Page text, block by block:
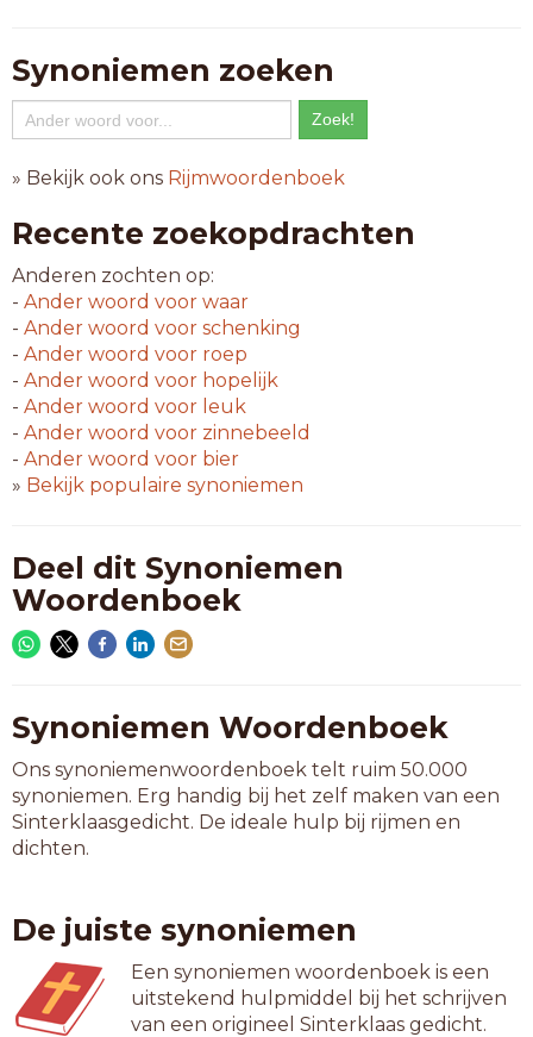
Synoniemen zoeken
» Bekijk ook ons Rijmwoordenboek
Recente zoekopdrachten
Anderen zochten op:
- Ander woord voor waar
- Ander woord voor schenking
- Ander woord voor roep
- Ander woord voor hopelijk
- Ander woord voor leuk
- Ander woord voor zinnebeeld
- Ander woord voor bier
» Bekijk populaire synoniemen
Deel dit Synoniemen
Woordenboek
Synoniemen Woordenboek
Ons synoniemenwoordenboek telt ruim 50.000
synoniemen. Erg handig bij het zelf maken van een
Sinterklaasgedicht. De ideale hulp bij rijmen en
dichten.
De juiste synoniemen
Een synoniemen woordenboek is een
uitstekend hulpmiddel bij het schrijven
van een origineel Sinterklaas gedicht.